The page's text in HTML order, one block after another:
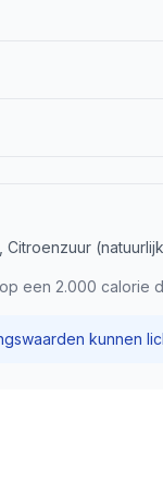
een 2.000 calorie
kunnen